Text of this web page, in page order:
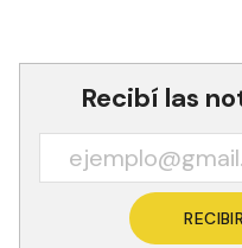
Recibí las